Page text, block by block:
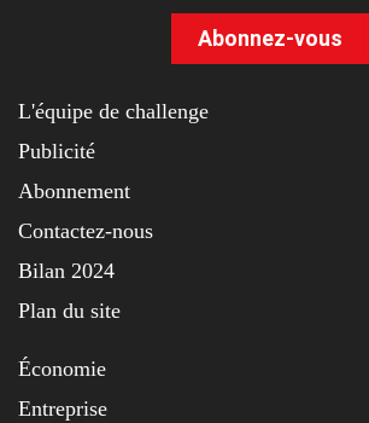
Abonnez-vous
L'équipe de challenge
Publicité
Abonnement
Contactez-nous
Bilan 2024
Plan du site
Économie
Entreprise